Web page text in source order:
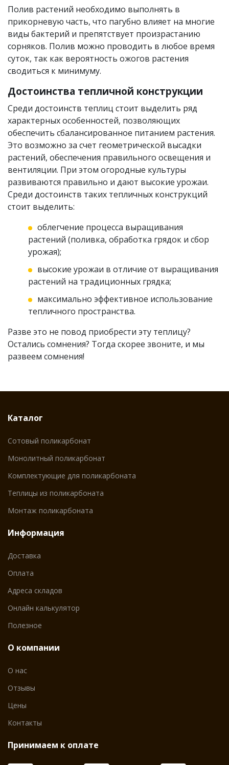
Полив растений необходимо выполнять в
прикорневую часть, что пагубно влияет на многие
виды бактерий и препятствует произрастанию
сорняков. Полив можно проводить в любое время
суток, так как вероятность ожогов растения
сводиться к минимуму.
Достоинства тепличной конструкции
Среди достоинств теплиц стоит выделить ряд
характерных особенностей, позволяющих
обеспечить сбалансированное питанием растения.
Это возможно за счет геометрической высадки
растений, обеспечения правильного освещения и
вентиляции. При этом огородные культуры
развиваются правильно и дают высокие урожаи.
Среди достоинств таких тепличных конструкций
стоит выделить:
облегчение процесса выращивания
растений (поливка, обработка грядок и сбор
урожая);
высокие урожаи в отличие от выращивания
растений на традиционных грядка;
максимально эффективное использование
тепличного пространства.
Разве это не повод приобрести эту теплицу?
Остались сомнения? Тогда скорее звоните, и мы
развеем сомнения!
Каталог
Сотовый поликарбонат
Монолитный поликарбонат
Комплектующие для поликарбоната
Теплицы из поликарбоната
Монтаж поликарбоната
Информация
Доставка
Оплата
Адреса складов
Онлайн калькулятор
Полезное
О компании
О нас
Отзывы
Цены
Контакты
Принимаем к оплате